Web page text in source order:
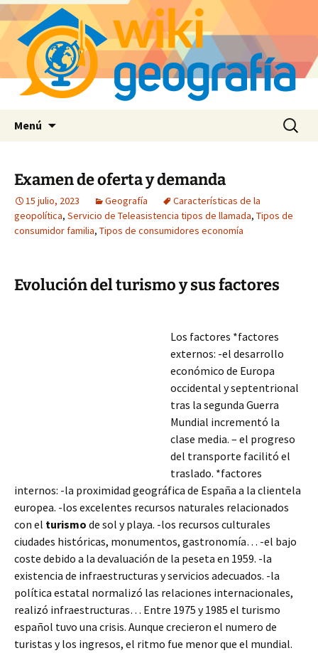
Menú Buscar:
Examen de oferta y demanda
15 julio, 2023 Geografía
Características de la
geopolítica, Servicio de Teleasistencia tipos de llamada, Tipos de
consumidor familia, Tipos de consumidores economía
Evolución del turismo y sus factores
Los factores *factores
externos: -el desarrollo
económico de Europa
occidental y septentrional
tras la segunda Guerra
Mundial incrementó la
clase media. – el progreso
del transporte facilitó el
traslado. *factores
internos: -la proximidad geográfica de España a la clientela
europea. -los excelentes recursos naturales relacionados
con el turismo de sol y playa. -los recursos culturales
ciudades históricas, monumentos, gastronomía… -el bajo
coste debido a la devaluación de la peseta en 1959. -la
existencia de infraestructuras y servicios adecuados. -la
política estatal normalizó las relaciones internacionales,
realizó infraestructuras… Entre 1975 y 1985 el turismo
español tuvo una crisis. Aunque crecieron el numero de
turistas y los ingresos, el ritmo fue menor que el mundial.